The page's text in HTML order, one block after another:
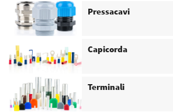
Pressacavi
Capicorda
Terminali